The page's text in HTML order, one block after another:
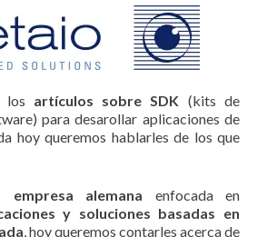
los artículos sobre SDK (kits de
para desarollar aplicaciones de
hoy queremos hablarles de los que
alemana enfocada en
y soluciones basadas en
, hoy queremos contarles acerca de